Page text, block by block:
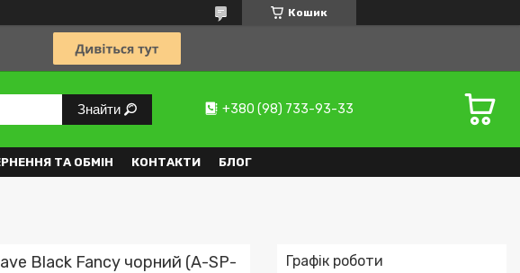
Кошик
Знайти +380 (98) 733-93-33
ТА ОБМІН КОНТАКТИ БЛОГ
Графік роботи
Black Fancy чорний (A-SP-